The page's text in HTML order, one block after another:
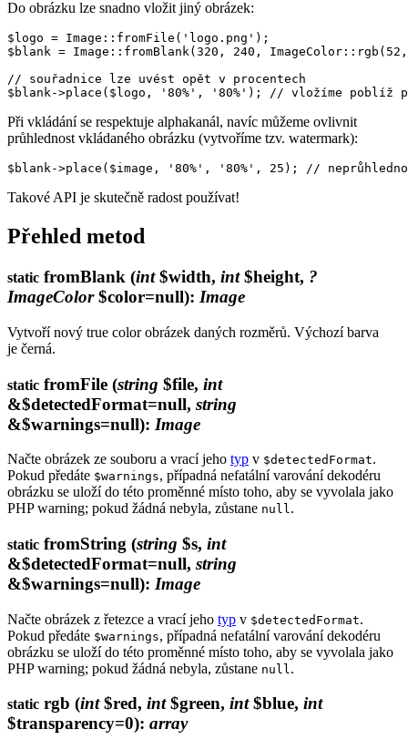
Do obrázku lze snadno vložit jiný obrázek:
$logo = Image::fromFile('logo.png');
$blank = Image::fromBlank(320, 240,
// souřadnice lze uvést opět v procentech
Při vkládání se respektuje alphakanál, navíc můžeme ovlivnit
průhlednost vkládaného obrázku (vytvoříme tzv. watermark):
Takové API je skutečně radost používat!
Přehled metod
static fromBlank (int$width, int$height, ?
ImageColor$color=null): Image
Vytvoří nový true color obrázek daných rozměrů. Výchozí barva
je černá.
static fromFile (string $file, int
&$detectedFormat=null, string
&$warnings=null): Image
Načte obrázek ze souboru a vrací jeho typ v $detectedFormat.
Pokud předáte $warnings, případná nefatální varování dekodéru
obrázku se uloží do této proměnné místo toho, aby se vyvolala jako
PHP warning; pokud žádná nebyla, zůstane null.
static fromString (string $s, int
&$detectedFormat=null, string
&$warnings=null): Image
Načte obrázek z řetezce a vrací jeho typ v $detectedFormat.
Pokud předáte $warnings, případná nefatální varování dekodéru
obrázku se uloží do této proměnné místo toho, aby se vyvolala jako
PHP warning; pokud žádná nebyla, zůstane null .
static rgb (int$red, int$green, int$blue, int
$transparency=0): array